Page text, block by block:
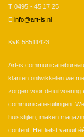
T 0495 - 45 17 25
E info@art-is.nl
KvK 58511423
Art-is
klanten ontwikkelen we
zorgen voor de uitvoering
communicatie-uitingen.
huisstijlen, maken
content. Het liefst vanuit